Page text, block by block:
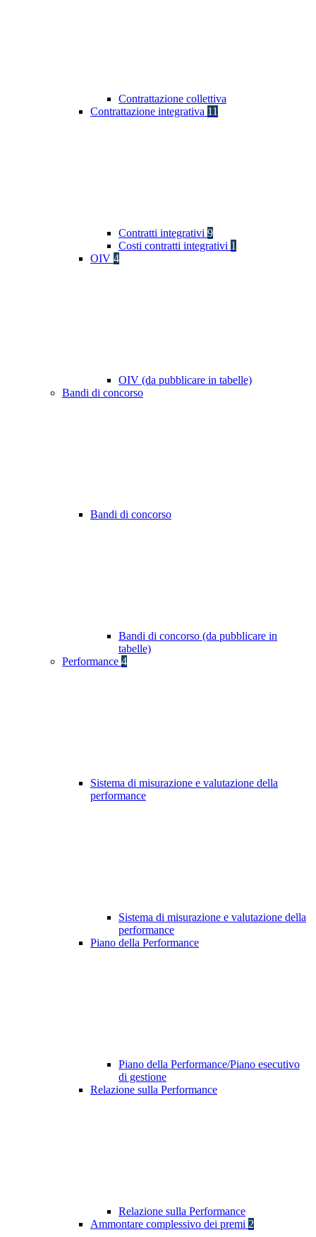
Contrattazione collettiva
Contrattazione integrativa 11
Contratti integrativi 9
Costi contratti integrativi 1
OIV 4
OIV (da pubblicare in tabelle)
Bandi di concorso
Bandi di concorso
Bandi di concorso (da pubblicare in
tabelle)
Performance 4
Sistema di misurazione e valutazione della
performance
Sistema di misurazione e valutazione della
performance
Piano della Performance
Piano della Performance/Piano esecutivo
di gestione
Relazione sulla Performance
Relazione sulla Performance
Ammontare complessivo dei premi 2